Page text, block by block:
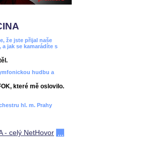
že jste přijal naše
jak se kamarádíte s
hudbu a
které mě oslovilo.
hl. m. Prahy
- celý NetHovor